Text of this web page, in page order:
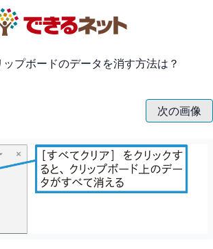
ップボードのデータを消す方法は？
次の画像